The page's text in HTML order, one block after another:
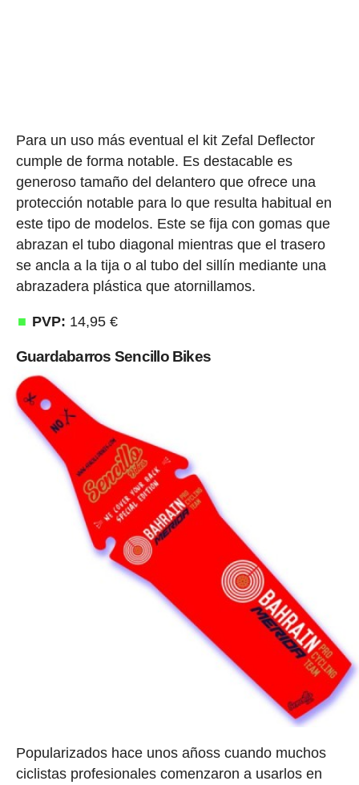
Para un uso más eventual el kit Zefal Deflector
cumple de forma notable. Es destacable es
generoso tamaño del delantero que ofrece una
protección notable para lo que resulta habitual en
este tipo de modelos. Este se fija con gomas que
abrazan el tubo diagonal mientras que el trasero
se ancla a la tija o al tubo del sillín mediante una
abrazadera plástica que atornillamos.
PVP: 14,95 €
Guardabarros Sencillo Bikes
Popularizados hace unos añoss cuando muchos
ciclistas profesionales comenzaron a usarlos en